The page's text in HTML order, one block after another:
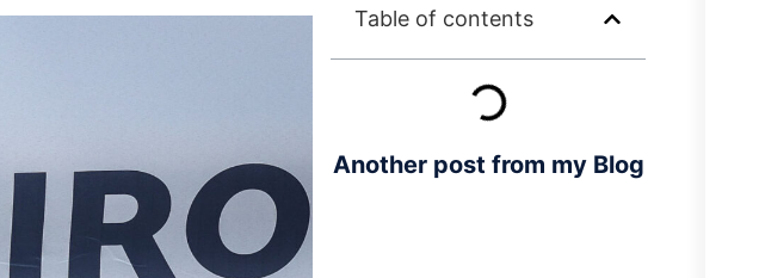
Table of contents
Another post from my Blog